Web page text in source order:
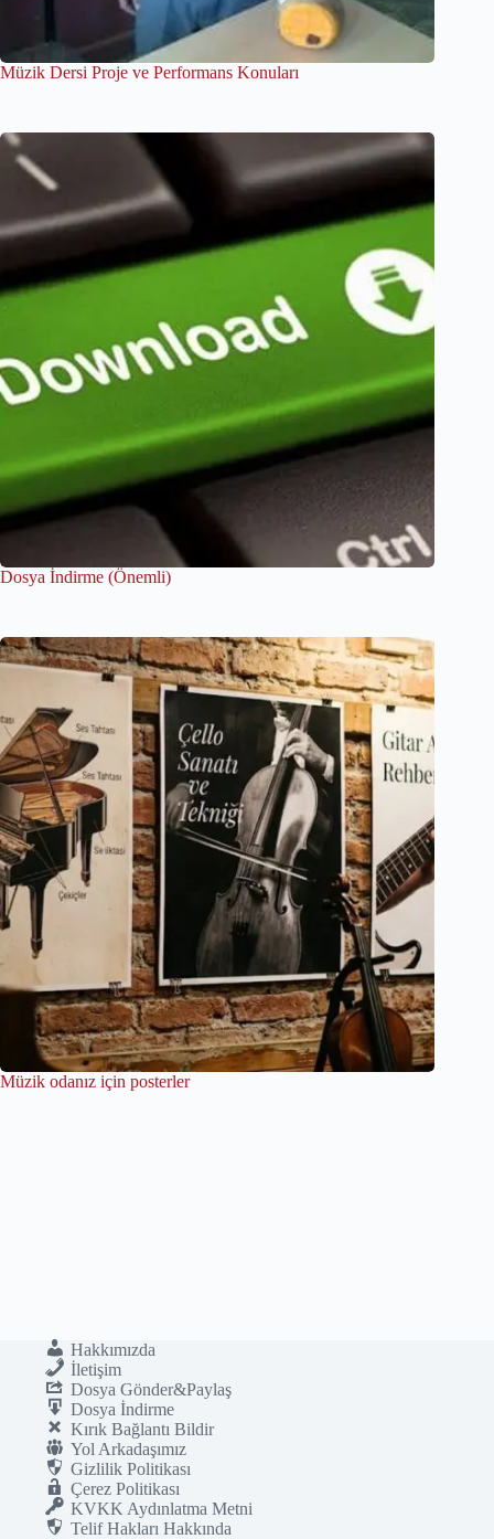
Müzik Dersi Proje ve Performans Konuları
Dosya İndirme (Önemli)
Müzik odanız için posterler
Hakkımızda
İletişim
Dosya Gönder&Paylaş
Dosya İndirme
Kırık Bağlantı Bildir
Yol Arkadaşımız
Gizlilik Politikası
Çerez Politikası
KVKK Aydınlatma Metni
Telif Hakları Hakkında